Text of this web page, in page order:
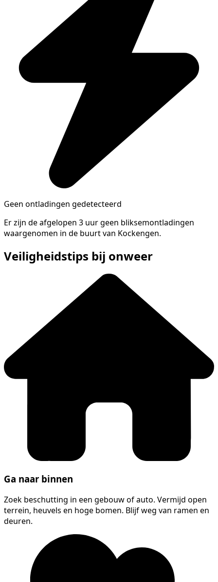
Geen ontladingen gedetecteerd
Er zijn de afgelopen 3 uur geen bliksemontladingen
waargenomen in de buurt van Kockengen.
Veiligheidstips bij onweer
Ga naar binnen
Zoek beschutting in een gebouw of auto. Vermijd open
terrein, heuvels en hoge bomen. Blijf weg van ramen en
deuren.